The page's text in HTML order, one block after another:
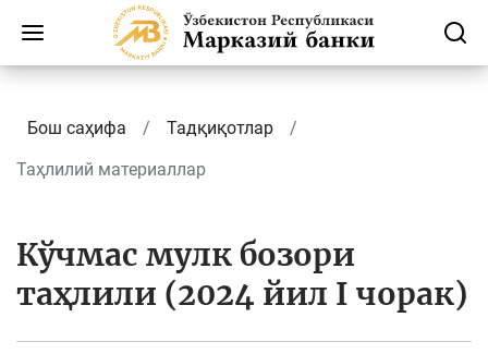
Бош саҳифа
Тадқиқотлар
Таҳлилий материаллар
Кўчмас мулк бозори
таҳлили (2024 йил I чорак)